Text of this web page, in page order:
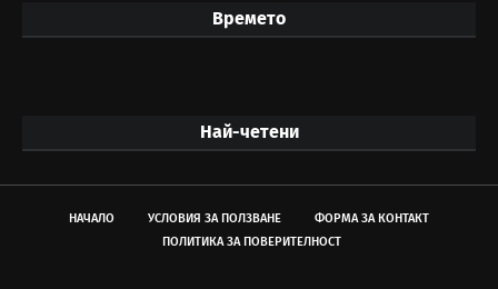
Времето
Най-четени
НАЧАЛО УСЛОВИЯ ЗА ПОЛЗВАНЕ
ФОРМА ЗА КОНТАКТ
ПОЛИТИКА ЗА ПОВЕРИТЕЛНОСТ